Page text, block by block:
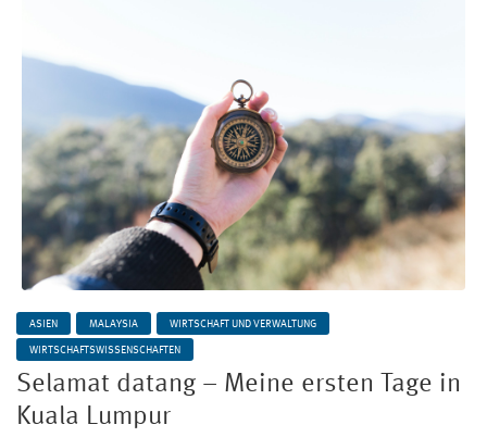
ASIEN MALAYSIA WIRTSCHAFT UND VERWALTUNG
WIRTSCHAFTSWISSENSCHAFTEN
Selamat datang – Meine ersten Tage in
Kuala Lumpur